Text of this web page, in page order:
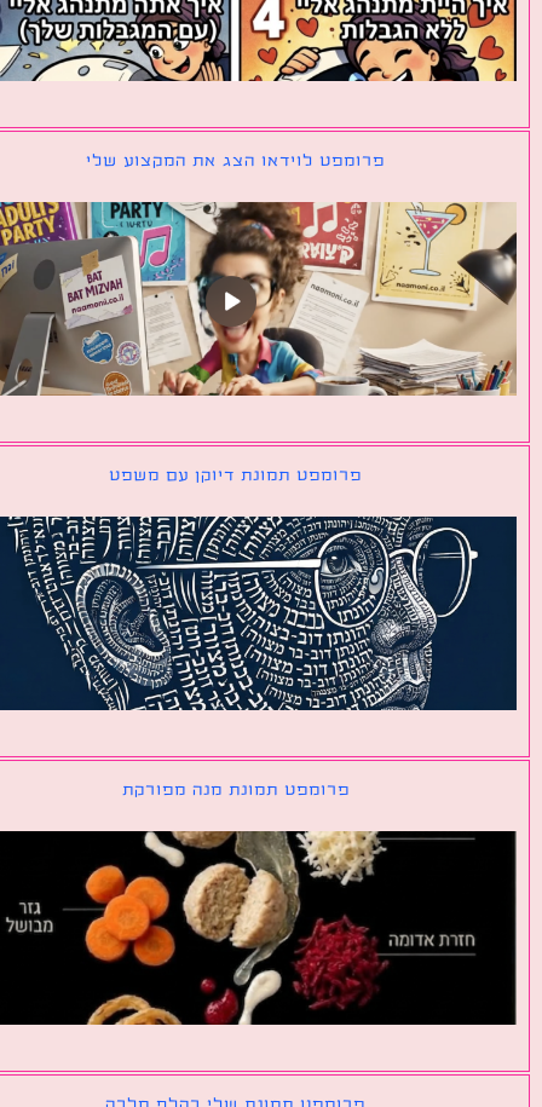
פרומפט לוידאו הצג את המקצוע שלי
פרומפט תמונת דיוקן עם משפט
פרומפט תמונת מנה מפורקת